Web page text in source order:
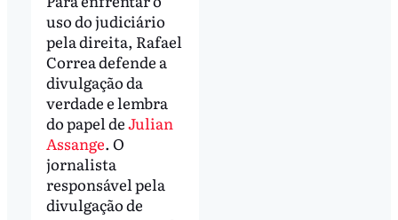
uso do judiciário
pela direita, Rafael
Correa defende a
divulgação da
verdade e lembra
do papel deJulian
Assange. O
jornalista
responsável pela
divulgação de